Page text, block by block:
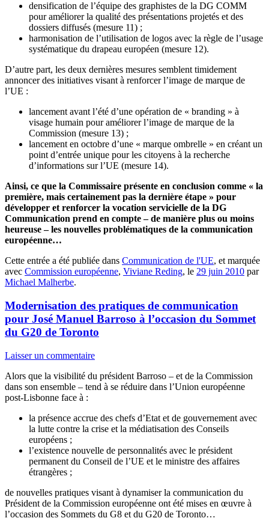
densification de l’équipe des graphistes de la DG COMM
pour améliorer la qualité des présentations projetés et des
dossiers diffusés (mesure 11) ;
harmonisation de l’utilisation de logos avec la règle de l’usage
systématique du drapeau européen (mesure 12).
D’autre part, les deux dernières mesures semblent timidement
annoncer des initiatives visant à renforcer l’image de marque de
l’UE :
lancement avant l’été d’une opération de « branding » à
visage humain pour améliorer l’image de marque de la
Commission (mesure 13) ;
lancement en octobre d’une « marque ombrelle » en créant un
point d’entrée unique pour les citoyens à la recherche
d’informations sur l’UE (mesure 14).
Ainsi, ce que la Commissaire présente en conclusion comme « la
première, mais certainement pas la dernière étape » pour
développer et renforcer la vocation servicielle de la DG
Communication prend en compte – de manière plus ou moins
heureuse – les nouvelles problématiques de la communication
européenne…
Cette entrée a été publiée dans Communication de l'UE, et marquée
avec Commission européenne, Viviane Reding, le 29 juin 2010 par
Michael Malherbe.
Modernisation des pratiques de communication
pour José Manuel Barroso à l’occasion du Sommet
du G20 de Toronto
Laisser un commentaire
Alors que la visibilité du président Barroso – et de la Commission
dans son ensemble – tend à se réduire dans l’Union européenne
post-Lisbonne face à :
la présence accrue des chefs d’Etat et de gouvernement avec
la lutte contre la crise et la médiatisation des Conseils
européens ;
l’existence nouvelle de personnalités avec le président
permanent du Conseil de l’UE et le ministre des affaires
étrangères ;
de nouvelles pratiques visant à dynamiser la communication du
Président de la Commission européenne ont été mises en œuvre à
l’occasion des Sommets du G8 et du G20 de Toronto…